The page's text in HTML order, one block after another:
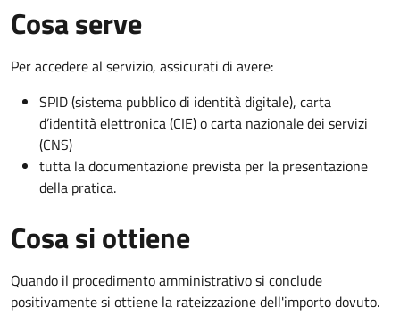
Cosa serve
Per accedere al servizio, assicurati di avere:
SPID (sistema pubblico di identità digitale), carta
d’identità elettronica (CIE) o carta nazionale dei servizi
(CNS)
tutta la documentazione prevista per la presentazione
della pratica.
Cosa si ottiene
Quando il procedimento amministrativo si conclude
positivamente si ottiene la rateizzazione dell'importo dovuto.